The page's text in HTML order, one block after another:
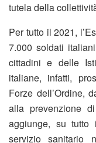
tutela della
Per tutto il 2021,
7.000 soldati
cittadini e delle
italiane, infatti,
Forze dell’Ordine,
alla prevenzione
aggiunge, su tutto
servizio sanitario